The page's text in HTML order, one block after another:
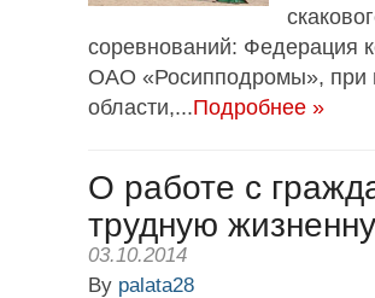
соревнований: Федерация
ОАО «Росипподромы», при
области,...Подробнее »
О работе с
трудную
03.10.2014
By palata28